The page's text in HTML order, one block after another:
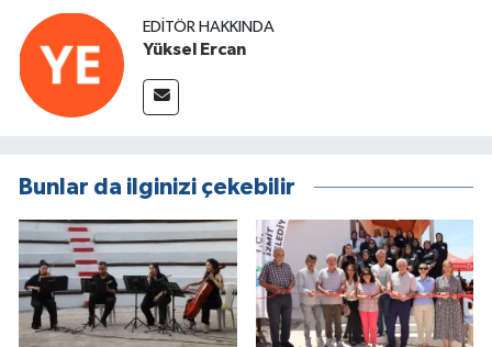
EDITÖR HAKKINDA
Yüksel Ercan
Bunlar da ilginizi çekebilir